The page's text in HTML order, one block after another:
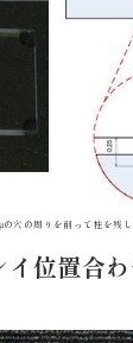
穴の周りを削って柱を残し
位置合